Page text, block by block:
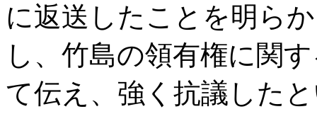
に返送したことを明ら
し、竹島の領有権に関
て伝え、強く抗議した